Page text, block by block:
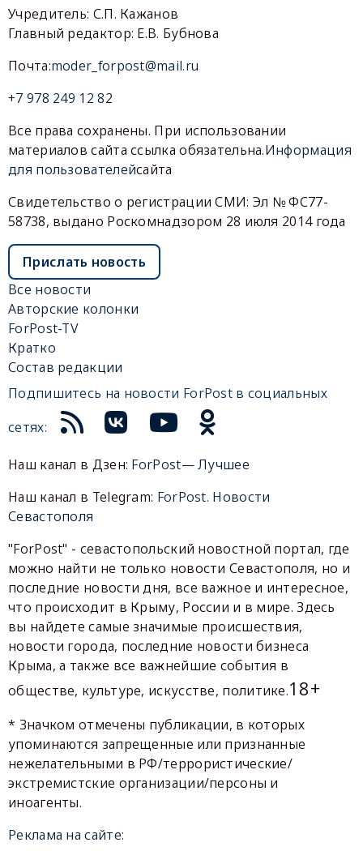
Учредитель: С.П. Кажанов
Главный редактор: Е.В. Бубнова
Почта:moder_forpost@mail.ru
+7 978 249 12 82
Все права сохранены. При использовании
материалов сайта ссылка обязательна.Информация
для пользователейсайта
Свидетельство о регистрации СМИ: Эл № ФС77-
58738, выдано Роскомнадзором 28 июля 2014 года
Прислать новость
Все новости
Авторские колонки
ForPost-TV
Кратко
Состав редакции
Подпишитесь на новости ForPost в социальных
сетях:
Наш канал в Дзен: ForPost— Лучшее
Наш канал в Telegram: ForPost. Новости
Севастополя
"ForPost" - севастопольский новостной портал, где
можно найти не только новости Севастополя, но и
последние новости дня, все важное и интересное,
что происходит в Крыму, России и в мире. Здесь
вы найдете самые значимые происшествия,
новости города, последние новости бизнеса
Крыма, а также все важнейшие события в
обществе, культуре, искусстве, политике.18+
* Значком отмечены публикации, в которых
упоминаются запрещенные или признанные
нежелательными в РФ/террористические/
экстремистские организации/персоны и
иноагенты.
Реклама на сайте: